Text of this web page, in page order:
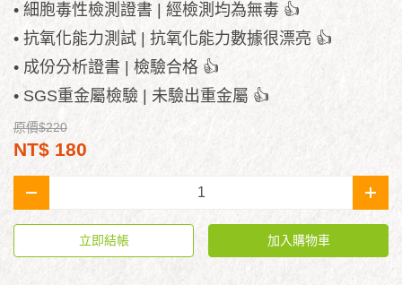
• 細胞毒性檢測證書 | 經檢測均為無毒 👍
• 抗氧化能力測試 | 抗氧化能力數據很漂亮 👍
• 成份分析證書 | 檢驗合格 👍
• SGS重金屬檢驗 | 未驗出重金屬 👍
原價$220
NT$ 180
- +
立即結帳 加入購物車